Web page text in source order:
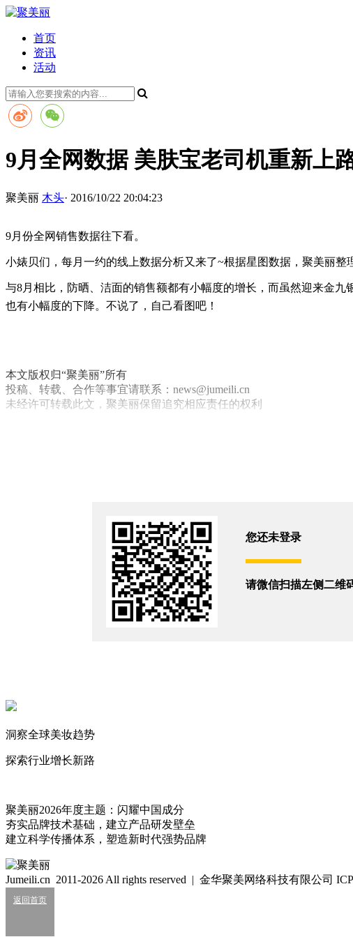
首页
资讯
活动
9月全网数据 美肤宝老司机重新上
聚美丽 木头· 2016/10/22 20:04:23
9月份全网销售数据往下看。
小婊贝们，每月一约的线上数据分析又来了~根据星图数据，聚美丽整
与8月相比，防晒、洁面的销售额都有小幅度的增长，而虽然迎来金九
也有小幅度的下降。不说了，自己看图吧！
本文版权归“聚美丽”所有
投稿、转载、合作等事宜请联系：news@jumeili.cn
未经许可转载此文，聚美丽保留追究相应责任的权利
打开微信扫码登录
用一场城市美学实验，百雀羚重塑国货品牌叙事
一盒缘起1931的百雀香粉，百雀羚重启养肤彩妆
2026/4/29
百雀羚×赵露思：“肌肤好情绪”从科学与情感双向奔赴开始
2026/4/24
542
百雀羚_Pechoin
百雀羚草本，天然不刺激
品牌简介
您还未登录
请微信扫描左侧二维
洞察全球美妆趋势
探索行业增长新路
聚美丽2026年度主题：闪耀中国成分
夯实品牌技术基础，建立产品研发壁垒
建立科学传播体系，塑造新时代强势品牌
Jumeili.cn 2011-2026 All rights reserved | 金华聚美网络科技有限公司
返回首页